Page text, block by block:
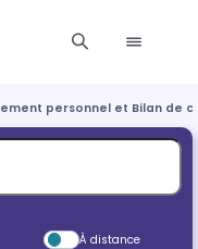
personnel et Bilan de
À distance